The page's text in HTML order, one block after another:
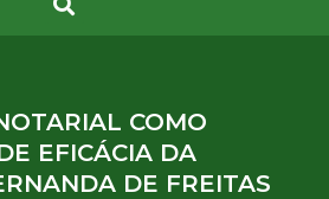
COMO
EFICÁCIA DA
DE FREITAS